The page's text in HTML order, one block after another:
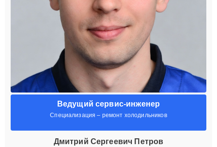
Ведущий сервис-инженер
Специализация – ремонт холодильников
Дмитрий Сергеевич Петров